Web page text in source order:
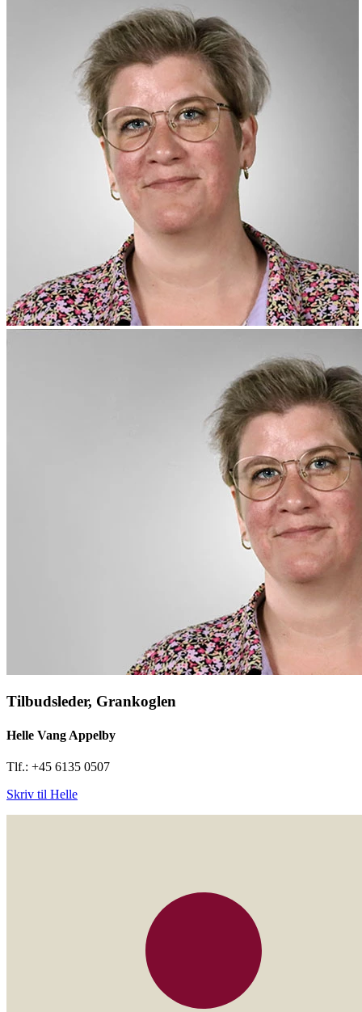
Tilbudsleder, Grankoglen
Helle Vang Appelby
Tlf.: +45 6135 0507
Skriv til Helle